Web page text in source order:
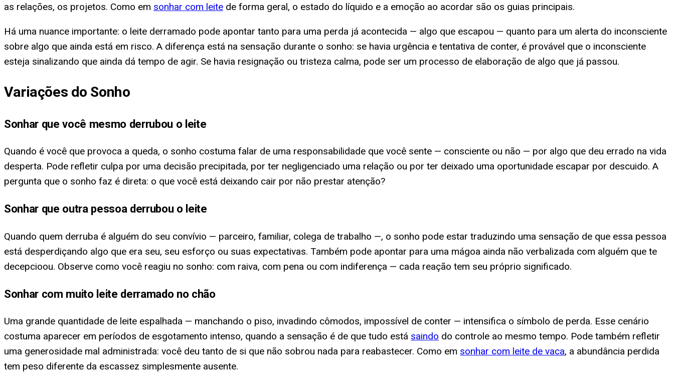
as relações, os projetos. Como em sonhar com leite de forma geral, o estado do líquido e a emoção ao acordar são os guias principais.
Há uma nuance importante: o leite derramado pode apontar tanto para uma perda já acontecida — algo que escapou — quanto para um alerta do inconsciente
sobre algo que ainda está em risco. A diferença está na sensação durante o sonho: se havia urgência e tentativa de conter, é provável que o inconsciente
esteja sinalizando que ainda dá tempo de agir. Se havia resignação ou tristeza calma, pode ser um processo de elaboração de algo que já passou.
Variações do Sonho
Sonhar que você mesmo derrubou o leite
Quando é você que provoca a queda, o sonho costuma falar de uma responsabilidade que você sente — consciente ou não — por algo que deu errado na vida
desperta. Pode refletir culpa por uma decisão precipitada, por ter negligenciado uma relação ou por ter deixado uma oportunidade escapar por descuido. A
pergunta que o sonho faz é direta: o que você está deixando cair por não prestar atenção?
Sonhar que outra pessoa derrubou o leite
Quando quem derruba é alguém do seu convívio — parceiro, familiar, colega de trabalho —, o sonho pode estar traduzindo uma sensação de que essa pessoa
está desperdiçando algo que era seu, seu esforço ou suas expectativas. Também pode apontar para uma mágoa ainda não verbalizada com alguém que te
decepcioou. Observe como você reagiu no sonho: com raiva, com pena ou com indiferença — cada reação tem seu próprio significado.
Sonhar com muito leite derramado no chão
Uma grande quantidade de leite espalhada — manchando o piso, invadindo cômodos, impossível de conter — intensifica o símbolo de perda. Esse cenário
costuma aparecer em períodos de esgotamento intenso, quando a sensação é de que tudo está saindo do controle ao mesmo tempo. Pode também refletir
uma generosidade mal administrada: você deu tanto de si que não sobrou nada para reabastecer. Como em sonhar com leite de vaca, a abundância perdida
tem peso diferente da escassez simplesmente ausente.